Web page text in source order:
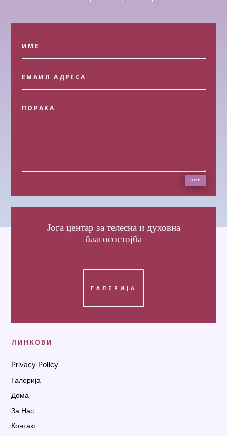
ПРАТИ
Јога центар за телесна и духовна
благосостојба
ГАЛЕРИЈА
ЛИНКОВИ
Privacy Policy
Галерија
Дома
За Нас
Контакт